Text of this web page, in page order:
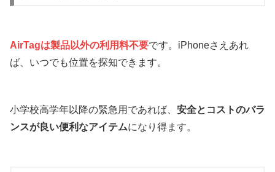
AirTagは製品以外の利用料不要です。iPhoneさえあれ
ば、いつでも位置を探知できます。
小学校高学年以降の緊急用であれば、 安全とコストのバラ
ンスが良い便利なアイテムになり得ます。